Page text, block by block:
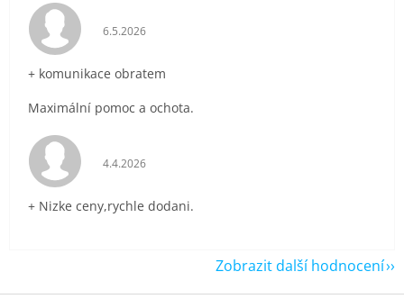
Hodnocení obchodu je 5 z 5 hvězdiček.
6.5.2026
+ komunikace obratem
Maximální pomoc a ochota.
Hodnocení obchodu je 5 z 5 hvězdiček.
4.4.2026
+ Nizke ceny,rychle dodani.
Zobrazit další hodnocení